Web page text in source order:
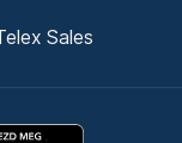
Sales